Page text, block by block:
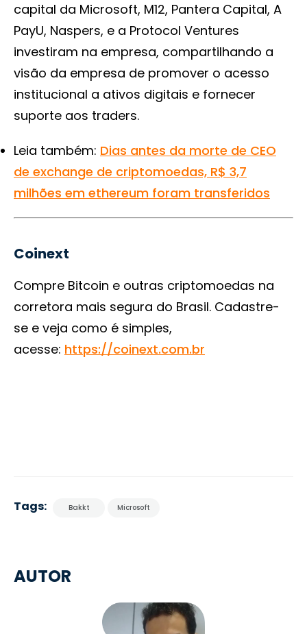
AUTOR
capital da Microsoft, M12, Pantera Capital, A
PayU, Naspers, e a Protocol Ventures
investiram na empresa, compartilhando a
visão da empresa de promover o acesso
institucional a ativos digitais e fornecer
suporte aos traders.
Leia também: Dias antes da morte de CEO
de exchange de criptomoedas, R$ 3,7
milhões em ethereum foram transferidos
Coinext
Compre Bitcoin e outras criptomoedas na
corretora mais segura do Brasil. Cadastre-
se e veja como é simples,
acesse: https://coinext.com.br
Tags: Bakkt Microsoft